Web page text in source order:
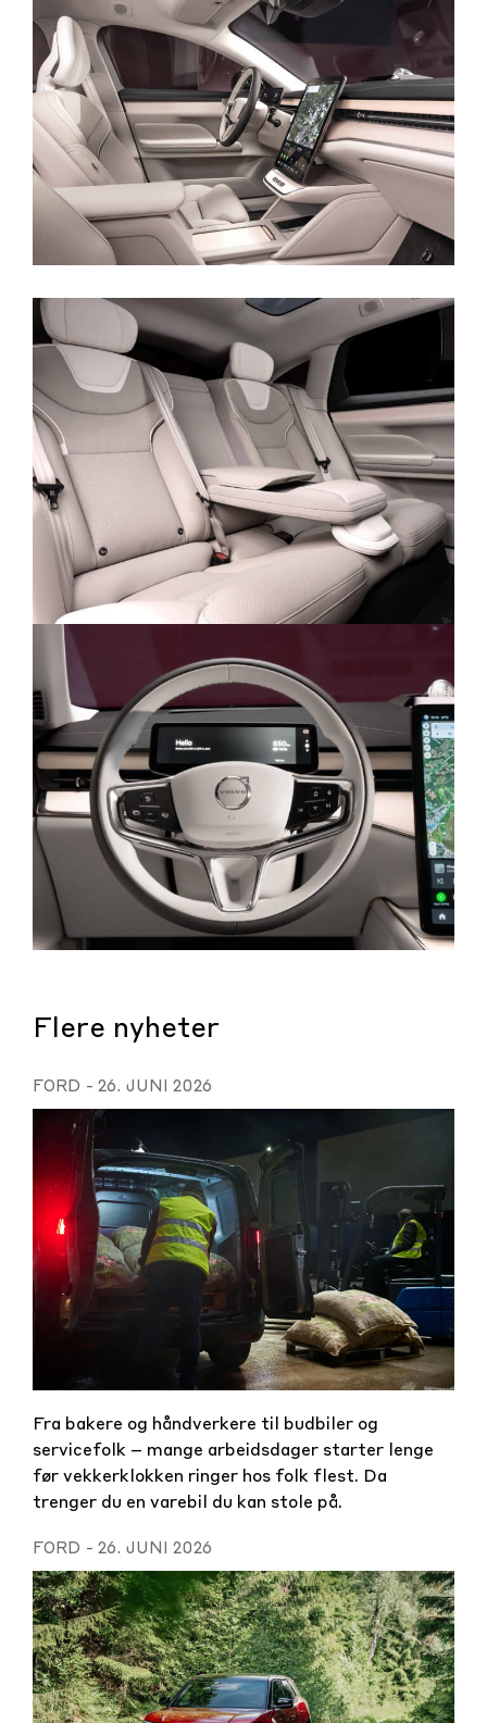
Flere nyheter
FORD - 26. JUNI 2026
Fra bakere og håndverkere til budbiler og
servicefolk – mange arbeidsdager starter lenge
før vekkerklokken ringer hos folk flest. Da
trenger du en varebil du kan stole på.
FORD - 26. JUNI 2026